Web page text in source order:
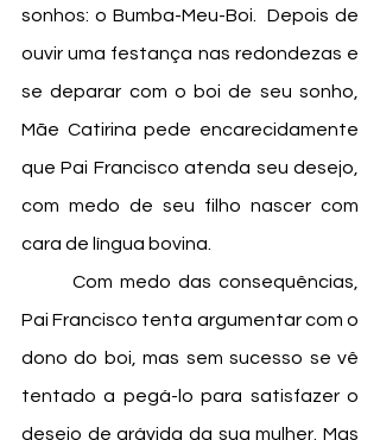
sonhos: o Bumba-Meu-Boi.  Depois de
ouvir uma festança nas redondezas e
se deparar com o boi de seu sonho,
Mãe Catirina pede encarecidamente
que Pai Francisco atenda seu desejo,
com medo de seu filho nascer com
cara de língua bovina.
Pai Francisco tenta argumentar com o
dono do boi, mas sem sucesso se vê
tentado a pegá-lo para satisfazer o
desejo de grávida da sua mulher. Mas